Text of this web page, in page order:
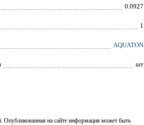
0.0927
1
AQUATON
шт
Опубликованная на сайте информация может быть